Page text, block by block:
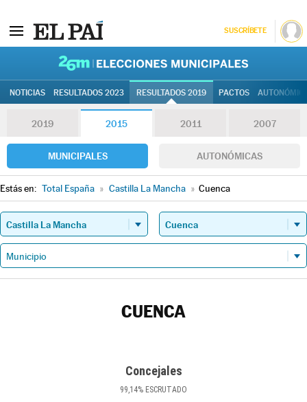
SUSCRÍBETE
NOTICIAS RESULTADOS 2023 RESULTADOS 2019 PACTOS
2019 2015 2011 2007
MUNICIPALES AUTONÓMICAS
Estás en: Total España » Castilla La Mancha » Cuenca
CUENCA
Concejales
99,14% ESCRUTADO